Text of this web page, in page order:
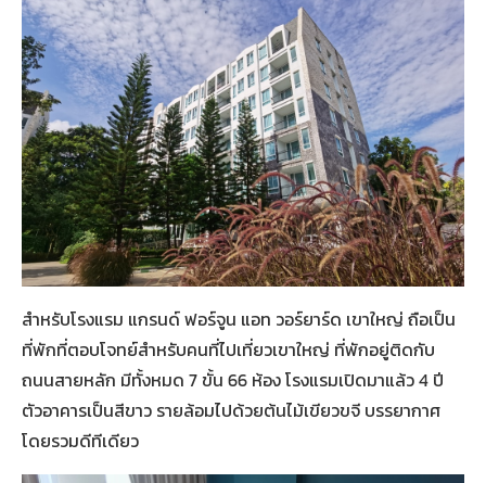
สำหรับโรงแรม แกรนด์ ฟอร์จูน แอท วอร์ยาร์ด เขาใหญ่ ถือเป็น
ที่พักที่ตอบโจทย์สำหรับคนที่ไปเที่ยวเขาใหญ่ ที่พักอยู่ติดกับ
ถนนสายหลัก มีทั้งหมด 7 ขั้น 66 ห้อง โรงแรมเปิดมาแล้ว 4 ปี
ตัวอาคารเป็นสีขาว รายล้อมไปด้วยต้นไม้เขียวขจี บรรยากาศ
โดยรวมดีทีเดียว